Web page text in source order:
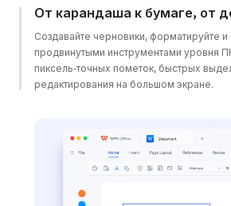
От карандаша к бумаге, от
Создавайте черновики, форматируйте
продвинутыми инструментами уровня
пиксель‑точных пометок, быстрых
редактирования на большом экране.